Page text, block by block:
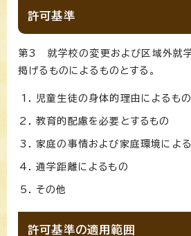
許可基準
第3 就学校の変更および区域外就学
掲げるものによるものとする。
児童生徒の身体的理由によるもの
教育的配慮を必要とするもの
家庭の事情および家庭環境によ
通学距離によるもの
その他
許可基準の適用範囲